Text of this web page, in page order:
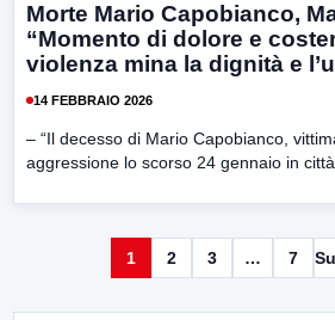
Morte Mario Capobianco,
“Momento di dolore e
violenza mina la dignità e
14 FEBBRAIO 2026
– “Il decesso di Mario Capobianco,
aggressione lo scorso 24 gennaio in
1 2 3 … 7